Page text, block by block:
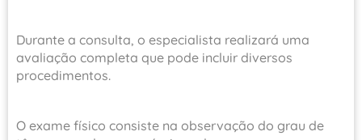
Durante a consulta, o especialista realizará uma
avaliação completa que pode incluir diversos
procedimentos.
O exame físico consiste na observação do grau de